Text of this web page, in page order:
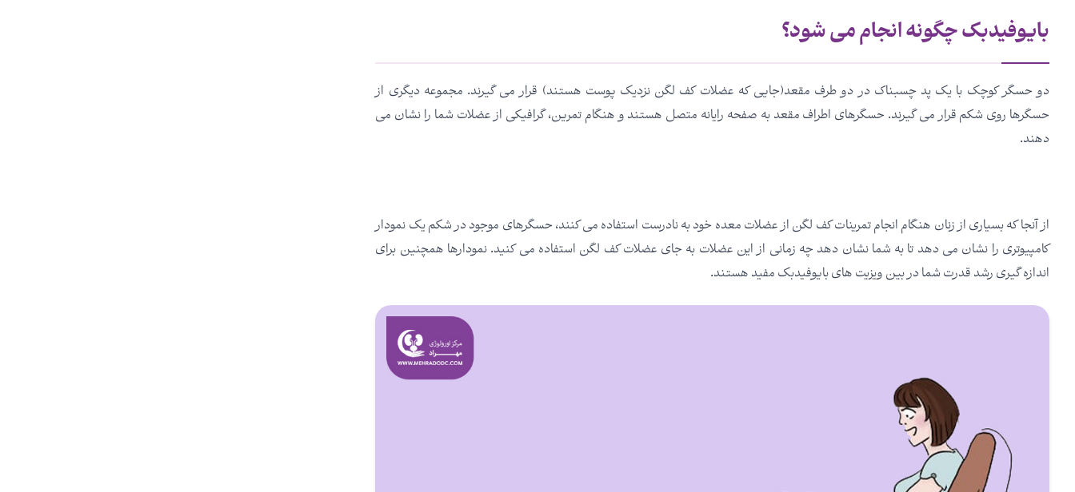
بایوفیدبک چگونه انجام می شود؟
دو حسگر کوچک با یک پد چسبناک در دو طرف مقعد(جایی که عضلات کف لگن نزدیک پوست هستند) قرار می گیرند. مجموعه دیگری از
حسگرها روی شکم قرار می گیرند. حسگرهای اطراف مقعد به صفحه رایانه متصل هستند و هنگام تمرین، گرافیکی از عضلات شما را نشان می
دهند.
از آنجا که بسیاری از زنان هنگام انجام تمرینات کف لگن از عضلات معده خود به نادرست استفاده می کنند، حسگرهای موجود در شکم یک نمودار
کامپیوتری را نشان می دهد تا به شما نشان دهد چه زمانی از این عضلات به جای عضلات کف لگن استفاده می کنید. نمودارها همچنین برای
اندازه گیری رشد قدرت شما در بین ویزیت های بایوفیدبک مفید هستند.